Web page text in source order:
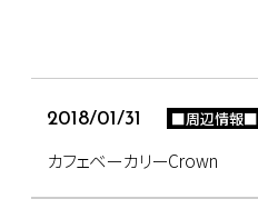
2018/01/31 ■周辺情報■
カフェベーカリーCrown